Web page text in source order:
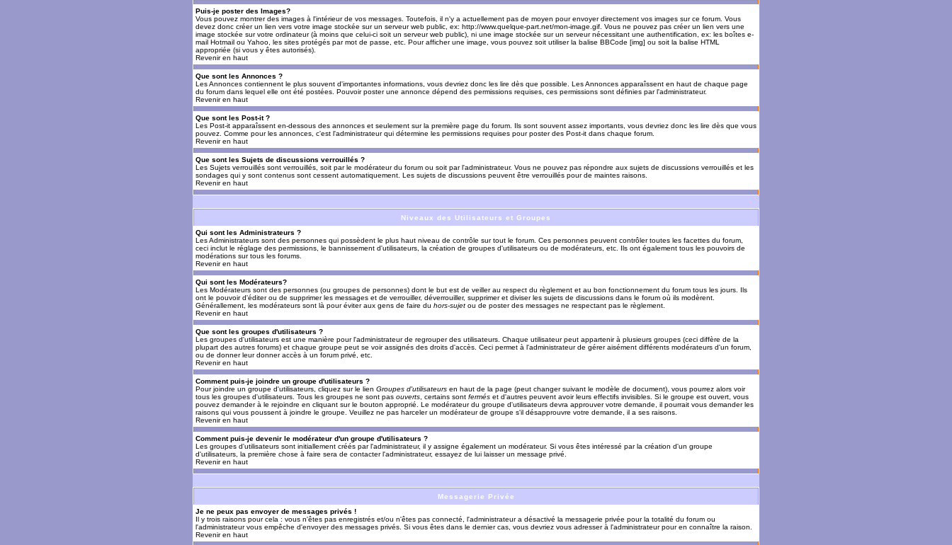
Puis-je poster des Images?
Vous pouvez montrer des images à l'intérieur de vos messages. Toutefois, il n'y a actuellement pas de moyen pour envoyer directement vos images sur ce forum. Vous
devez donc créer un lien vers votre image stockée sur un serveur web public, ex: http://www.quelque-part.net/mon-image.gif. Vous ne pouvez pas créer un lien vers une
image stockée sur votre ordinateur (à moins que celui-ci soit un serveur web public), ni une image stockée sur un serveur nécessitant une authentification, ex: les boîtes e-
mail Hotmail ou Yahoo, les sites protégés par mot de passe, etc. Pour afficher une image, vous pouvez soit utiliser la balise BBCode [img] ou soit la balise HTML
appropriée (si vous y êtes autorisés).
Revenir en haut
Que sont les Annonces ?
Les Annonces contiennent le plus souvent d'importantes informations, vous devriez donc les lire dès que possible. Les Annonces apparaîssent en haut de chaque page
du forum dans lequel elle ont été postées. Pouvoir poster une annonce dépend des permissions requises, ces permissions sont définies par l'administrateur.
Revenir en haut
Que sont les Post-it ?
Les Post-it apparaîssent en-dessous des annonces et seulement sur la première page du forum. Ils sont souvent assez importants, vous devriez donc les lire dès que vous
pouvez. Comme pour les annonces, c'est l'administrateur qui détermine les permissions requises pour poster des Post-it dans chaque forum.
Revenir en haut
Que sont les Sujets de discussions verrouillés ?
Les Sujets verrouillés sont verrouillés, soit par le modérateur du forum ou soit par l'administrateur. Vous ne pouvez pas répondre aux sujets de discussions verrouillés et les
sondages qui y sont contenus sont cessent automatiquement. Les sujets de discussions peuvent être verrouillés pour de maintes raisons.
Revenir en haut
Niveaux des Utilisateurs et Groupes
Qui sont les Administrateurs ?
Les Administrateurs sont des personnes qui possèdent le plus haut niveau de contrôle sur tout le forum. Ces personnes peuvent contrôler toutes les facettes du forum,
ceci inclut le réglage des permissions, le bannissement d'utilisateurs, la création de groupes d'utilisateurs ou de modérateurs, etc. Ils ont également tous les pouvoirs de
modérations sur tous les forums.
Revenir en haut
Qui sont les Modérateurs?
Les Modérateurs sont des personnes (ou groupes de personnes) dont le but est de veiller au respect du règlement et au bon fonctionnement du forum tous les jours. Ils
ont le pouvoir d'éditer ou de supprimer les messages et de verrouiller, déverrouiller, supprimer et diviser les sujets de discussions dans le forum où ils modèrent.
Générallement, les modérateurs sont là pour éviter aux gens de faire du hors-sujet ou de poster des messages ne respectant pas le règlement.
Revenir en haut
Que sont les groupes d'utilisateurs ?
Les groupes d'utilisateurs est une manière pour l'administrateur de regrouper des utilisateurs. Chaque utilisateur peut appartenir à plusieurs groupes (ceci diffère de la
plupart des autres forums) et chaque groupe peut se voir assignés des droits d'accès. Ceci permet à l'administrateur de gérer aisément différents modérateurs d'un forum,
ou de donner leur donner accès à un forum privé, etc.
Revenir en haut
Comment puis-je joindre un groupe d'utilisateurs ?
Pour joindre un groupe d'utilisateurs, cliquez sur le lien Groupes d'utilisateurs en haut de la page (peut changer suivant le modèle de document), vous pourrez alors voir
tous les groupes d'utilisateurs. Tous les groupes ne sont pas ouverts , certains sont fermés et d'autres peuvent avoir leurs effectifs invisibles. Si le groupe est ouvert, vous
pouvez demander à le rejoindre en cliquant sur le bouton approprié. Le modérateur du groupe d'utilisateurs devra approuver votre demande, il pourrait vous demander les
raisons qui vous poussent à joindre le groupe. Veuillez ne pas harceler un modérateur de groupe s'il désapprouvre votre demande, il a ses raisons.
Revenir en haut
Comment puis-je devenir le modérateur d'un groupe d'utilisateurs ?
Les groupes d'utilisateurs sont initiallement créés par l'administrateur, il y assigne également un modérateur. Si vous êtes intéressé par la création d'un groupe
d'utilisateurs, la première chose à faire sera de contacter l'administrateur, essayez de lui laisser un message privé.
Revenir en haut
Messagerie Privée
Je ne peux pas envoyer de messages privés !
Il y trois raisons pour cela : vous n'êtes pas enregistrés et/ou n'êtes pas connecté, l'administrateur a désactivé la messagerie privée pour la totalité du forum ou
l'administrateur vous empêche d'envoyer des messages privés. Si vous êtes dans le dernier cas, vous devriez vous adresser à l'administrateur pour en connaître la raison.
Revenir en haut